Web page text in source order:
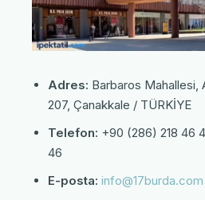
Adres: Barbaros Mahallesi,
207, Çanakkale / TÜRKİYE
Telefon: +90 (286) 218 46
46
E-posta: info@17burda.com